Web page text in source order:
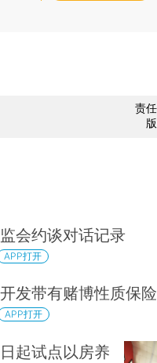
责
会约谈对话记录
APP打开
发带有赌博性质保
APP打开
起试点以房养